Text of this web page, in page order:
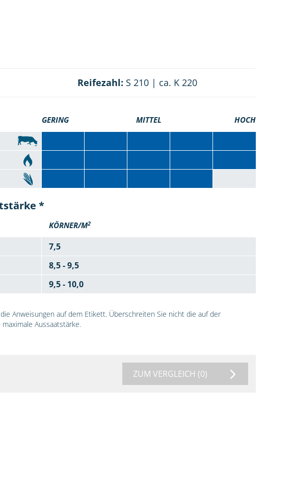
Reifezahl: S 210 | ca. K 220
GERING MITTEL HOCH
*
KÖRNER/M2
7,5
8,5 - 9,5
9,5 - 10,0
Anweisungen auf dem Etikett. Überschreiten Sie nicht die auf der
Aussaatstärke.
ZUM VERGLEICH (0)